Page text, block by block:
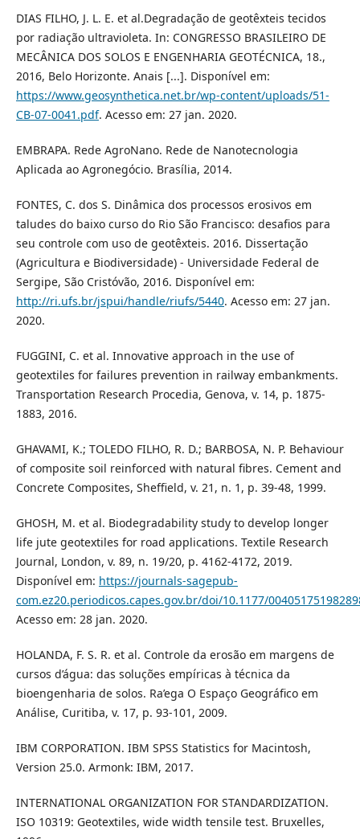
DIAS FILHO, J. L. E. et al.Degradação de geotêxteis tecidos
por radiação ultravioleta. In: CONGRESSO BRASILEIRO DE
MECÂNICA DOS SOLOS E ENGENHARIA GEOTÉCNICA, 18.,
2016, Belo Horizonte. Anais [...]. Disponível em:
https://www.geosynthetica.net.br/wp-content/uploads/51-
CB-07-0041.pdf. Acesso em: 27 jan. 2020.
EMBRAPA. Rede AgroNano. Rede de Nanotecnologia
Aplicada ao Agronegócio. Brasília, 2014.
FONTES, C. dos S. Dinâmica dos processos erosivos em
taludes do baixo curso do Rio São Francisco: desafios para
seu controle com uso de geotêxteis. 2016. Dissertação
(Agricultura e Biodiversidade) - Universidade Federal de
Sergipe, São Cristóvão, 2016. Disponível em:
http://ri.ufs.br/jspui/handle/riufs/5440. Acesso em: 27 jan.
2020.
FUGGINI, C. et al. Innovative approach in the use of
geotextiles for failures prevention in railway embankments.
Transportation Research Procedia, Genova, v. 14, p. 1875-
1883, 2016.
GHAVAMI, K.; TOLEDO FILHO, R. D.; BARBOSA, N. P. Behaviour
of composite soil reinforced with natural fibres. Cement and
Concrete Composites, Sheffield, v. 21, n. 1, p. 39-48, 1999.
GHOSH, M. et al. Biodegradability study to develop longer
life jute geotextiles for road applications. Textile Research
Journal, London, v. 89, n. 19/20, p. 4162-4172, 2019.
Disponível em: https://journals-sagepub-
com.ez20.periodicos.capes.gov.br/doi/10.1177/
Acesso em: 28 jan. 2020.
HOLANDA, F. S. R. et al. Controle da erosão em margens de
cursos d’água: das soluções empíricas à técnica da
bioengenharia de solos. Ra’ega O Espaço Geográfico em
Análise, Curitiba, v. 17, p. 93-101, 2009.
IBM CORPORATION. IBM SPSS Statistics for Macintosh,
Version 25.0. Armonk: IBM, 2017.
INTERNATIONAL ORGANIZATION FOR STANDARDIZATION.
ISO 10319: Geotextiles, wide width tensile test. Bruxelles,